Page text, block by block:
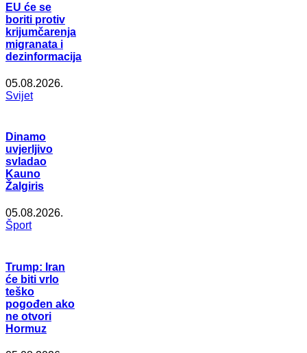
EU će se
boriti protiv
krijumčarenja
migranata i
dezinformacija
05.08.2026.
Svijet
Dinamo
uvjerljivo
svladao
Kauno
Žalgiris
05.08.2026.
Šport
Trump: Iran
će biti vrlo
teško
pogođen ako
ne otvori
Hormuz